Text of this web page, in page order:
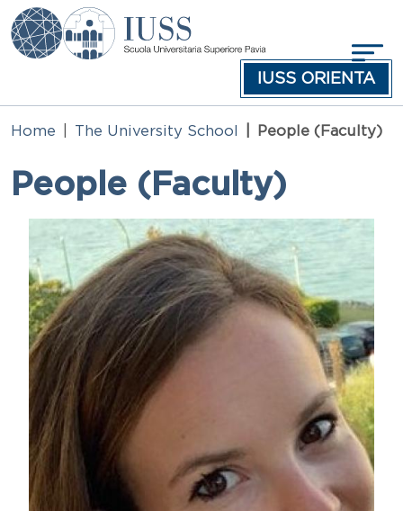
Skip to main content
IUSS ORIENTA
Home The University School People (Faculty)
People (Faculty)